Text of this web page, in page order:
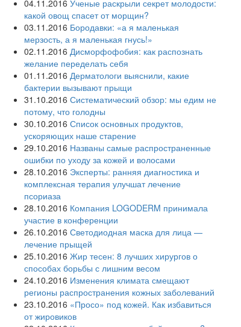
04.11.2016 Ученые раскрыли секрет молодости:
какой овощ спасет от морщин?
03.11.2016 Бородавки: «а я маленькая
мерзость, а я маленькая гнусь!»
02.11.2016 Дисморфофобия: как распознать
желание переделать себя
01.11.2016 Дерматологи выяснили, какие
бактерии вызывают прыщи
31.10.2016 Систематический обзор: мы едим не
потому, что голодны
30.10.2016 Список основных продуктов,
ускоряющих наше старение
29.10.2016 Названы самые распространенные
ошибки по уходу за кожей и волосами
28.10.2016 Эксперты: ранняя диагностика и
комплексная терапия улучшат лечение
псориаза
28.10.2016 Компания LOGODERM принимала
участие в конференции
26.10.2016 Светодиодная маска для лица —
лечение прыщей
25.10.2016 Жир тесен: 8 лучших хирургов о
способах борьбы с лишним весом
24.10.2016 Изменения климата смещают
регионы распространения кожных заболеваний
23.10.2016 «Просо» под кожей. Как избавиться
от жировиков